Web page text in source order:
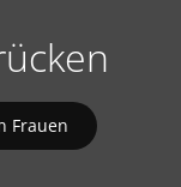
Frauen